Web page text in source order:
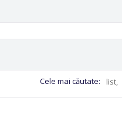
Cele mai căutate: list,